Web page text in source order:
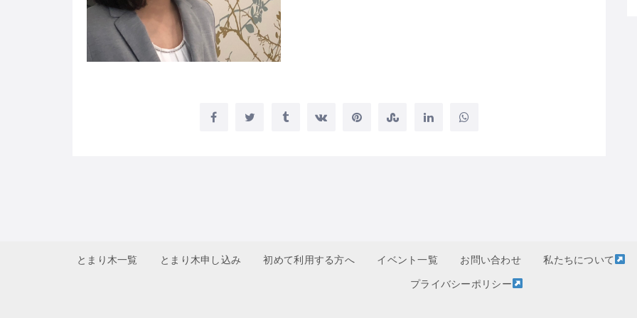
とまり木一覧 とまり木申し込み 初めて利用する方へ イベント一覧 お問い合わせ 私たちについて
プライバシーポリシー